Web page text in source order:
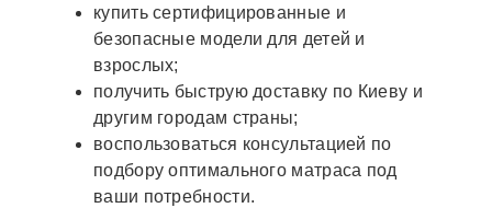
купить сертифицированные и
безопасные модели для детей и
взрослых;
получить быструю доставку по Киеву и
другим городам страны;
воспользоваться консультацией по
подбору оптимального матраса под
ваши потребности.